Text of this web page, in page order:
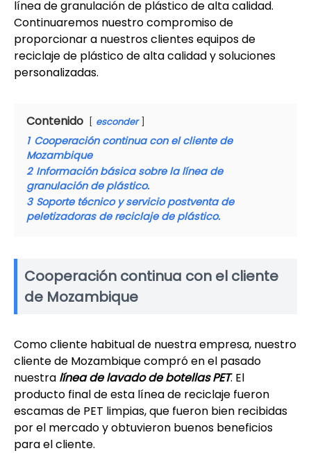
línea de granulación de plástico de alta calidad.
Continuaremos nuestro compromiso de
proporcionar a nuestros clientes equipos de
reciclaje de plástico de alta calidad y soluciones
personalizadas.
Contenido esconder
1 Cooperación continua con el cliente de
Mozambique
2 Información básica sobre la línea de
granulación de plástico.
3 Soporte técnico y servicio postventa de
peletizadoras de reciclaje de plástico.
Cooperación continua con el cliente
de Mozambique
Como cliente habitual de nuestra empresa, nuestro
cliente de Mozambique compró en el pasado
nuestra línea de lavado de botellas PET. El
producto final de esta línea de reciclaje fueron
escamas de PET limpias, que fueron bien recibidas
por el mercado y obtuvieron buenos beneficios
para el cliente.